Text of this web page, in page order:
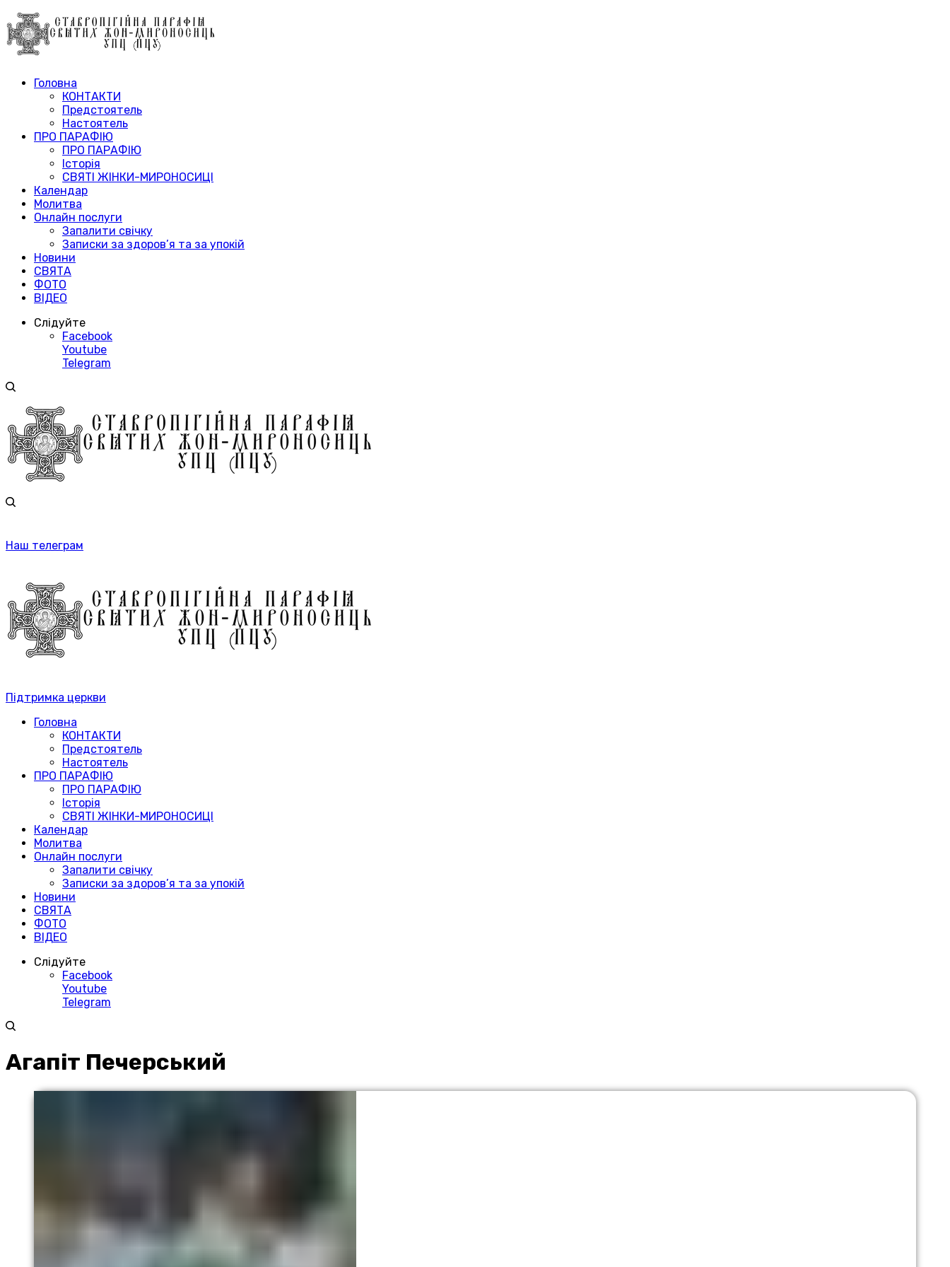
Головна
КОНТАКТИ
Предстоятель
Настоятель
ПРО ПАРАФІЮ
ПРО ПАРАФІЮ
Історія
СВЯТІ ЖІНКИ-МИРОНОСИЦІ
Календар
Молитва
Онлайн послуги
Запалити свічку
Записки за здоров’я та за упокій
Новини
СВЯТА
ФОТО
ВІДЕО
Слідуйте
Facebook
Youtube
Telegram
Наш телеграм
Підтримка церкви
Головна
КОНТАКТИ
Предстоятель
Настоятель
ПРО ПАРАФІЮ
ПРО ПАРАФІЮ
Історія
СВЯТІ ЖІНКИ-МИРОНОСИЦІ
Календар
Молитва
Онлайн послуги
Запалити свічку
Записки за здоров’я та за упокій
Новини
СВЯТА
ФОТО
ВІДЕО
Слідуйте
Facebook
Youtube
Telegram
Агапіт Печерський